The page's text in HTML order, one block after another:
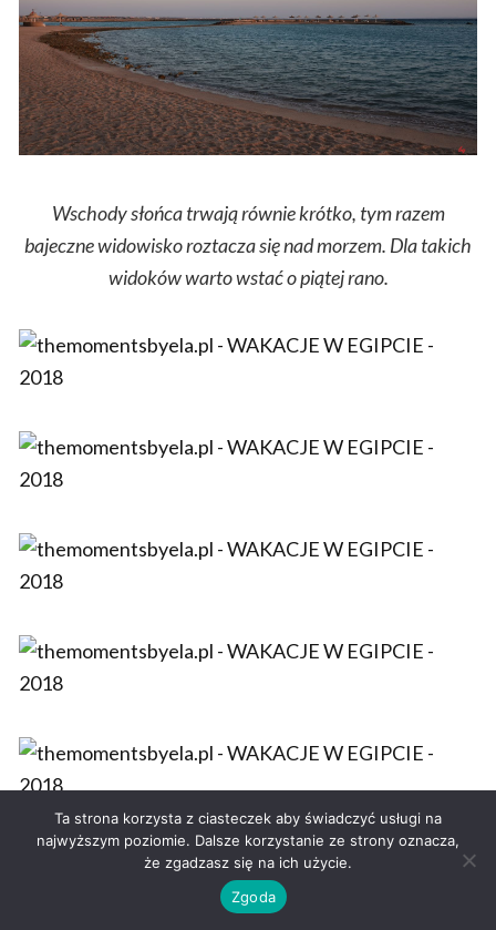
Wschody słońca trwają równie krótko, tym razem
bajeczne widowisko roztacza się nad morzem. Dla takich
widoków warto wstać o piątej rano.
Ta strona korzysta z ciasteczek aby świadczyć usługi na
najwyższym poziomie. Dalsze korzystanie ze strony oznacza,
że zgadzasz się na ich użycie.
Zgoda